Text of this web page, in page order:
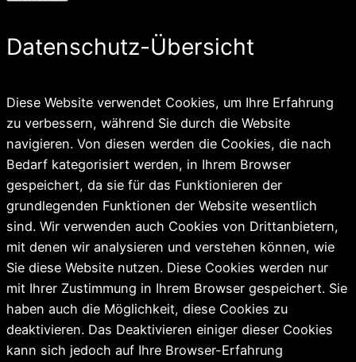
Datenschutz-Übersicht
Diese Website verwendet Cookies, um Ihre Erfahrung
zu verbessern, während Sie durch die Website
navigieren. Von diesen werden die Cookies, die nach
Bedarf kategorisiert werden, in Ihrem Browser
gespeichert, da sie für das Funktionieren der
grundlegenden Funktionen der Website wesentlich
sind. Wir verwenden auch Cookies von Drittanbietern,
mit denen wir analysieren und verstehen können, wie
Sie diese Website nutzen. Diese Cookies werden nur
mit Ihrer Zustimmung in Ihrem Browser gespeichert. Sie
haben auch die Möglichkeit, diese Cookies zu
deaktivieren. Das Deaktivieren einiger dieser Cookies
kann sich jedoch auf Ihre Browser-Erfahrung